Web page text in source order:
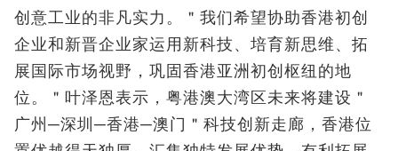
创意工业的非凡实力。＂我们希望协助香港初创
企业和新晋企业家运用新科技、培育新思维、拓
展国际市场视野，巩固香港亚洲初创枢纽的地
位。＂叶泽恩表示，粤港澳大湾区未来将建设＂
广州─深圳─香港─澳门＂科技创新走廊，香港位